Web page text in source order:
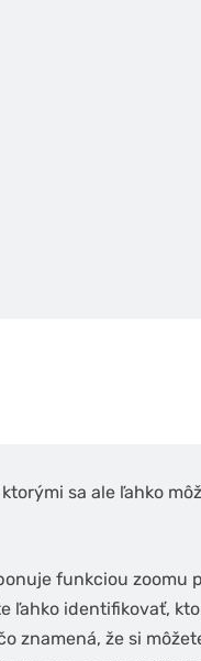
sa ale ľahko
funkciou zoomu
ľahko identifikovať,
znamená, že si